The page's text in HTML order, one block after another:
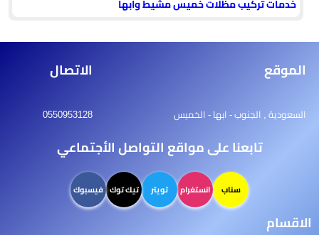
خدمات تركيب مظلات خميس مشيط وابها
الموقع الاتصال
السعودية , الجنوب - ابها - الخميس 0550953128
تابعنا على مواقع التواصل الأجتماعي
سناب انستغرام تويتر تيك توك فيسبوك
الاقسام